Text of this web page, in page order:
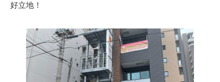
好立地！